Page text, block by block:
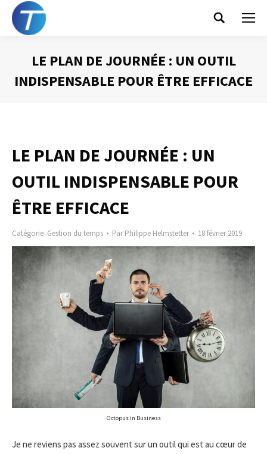
Search:
LE PLAN DE JOURNÉE : UN OUTIL
INDISPENSABLE POUR ÊTRE EFFICACE
LE PLAN DE JOURNÉE : UN
OUTIL INDISPENSABLE POUR
ÊTRE EFFICACE
Catégorie Gestion du temps ParPhilippe Helmstetter 18 février 2019
Octopus in Business
Je ne reviens pas assez souvent sur un outil qui est au cœur de